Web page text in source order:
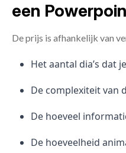
een
De prijs is afhankelijk van
Het aantal dia’s dat
De complexiteit van
De hoeveel
De hoeveelheid